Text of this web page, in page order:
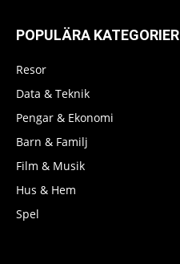
POPULÄRA KATEGORIER
Resor
Data & Teknik
Pengar & Ekonomi
Barn & Familj
Film & Musik
Hus & Hem
Spel